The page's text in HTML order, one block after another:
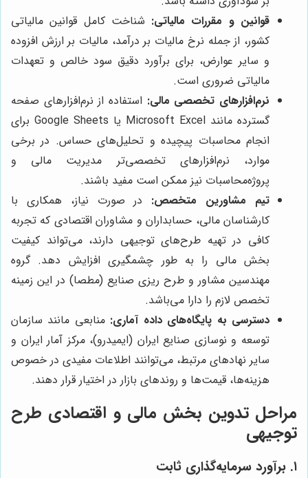
قوانین و مقررات مالیاتی: شناخت کامل قوانین مالیاتی
کشور، از جمله نرخ مالیات بر درآمد، مالیات بر ارزش افزوده
و سایر عوارض، برای برآورد دقیق سود خالص و تعهدات
مالیاتی ضروری است.
نرم‌افزارهای تخصصی مالی: استفاده از نرم‌افزارهای صفحه
گسترده مانند Microsoft Excel یا Google Sheets برای
انجام محاسبات پیچیده و تحلیل‌های حساس. در برخی
موارد، نرم‌افزارهای تخصصی‌تر مدیریت مالی و
پروژه‌محاسبات نیز ممکن است مفید باشند.
تیم مشاورین متخصص: در صورت نیاز، همکاری با
کارشناسان مالی، حسابداران و مشاوران اقتصادی که تجربه
کافی در تهیه طرح‌های توجیهی دارند، می‌تواند کیفیت
بخش مالی را به طور چشمگیری افزایش دهد. گروه
مهندسین مشاور و طرح ریزی صنایع (مطصا) در این زمینه
تخصص لازم را دارا می‌باشد.
دسترسی به پایگاه‌های داده آماری: منابعی مانند سازمان
توسعه و نوسازی صنایع ایران (ایمیدرو)، مرکز آمار ایران و
سایر نهادهای مرتبط، می‌توانند اطلاعات مفیدی در خصوص
هزینه‌ها، قیمت‌ها و روندهای بازار در اختیار قرار دهند.
مراحل تدوین بخش مالی و اقتصادی طرح
توجیهی
۱. برآورد سرمایه‌گذاری ثابت